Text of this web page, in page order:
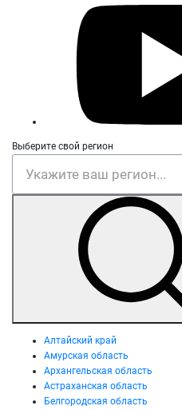
Выберите свой регион
Алтайский край
Амурская область
Архангельская область
Астраханская область
Белгородская область